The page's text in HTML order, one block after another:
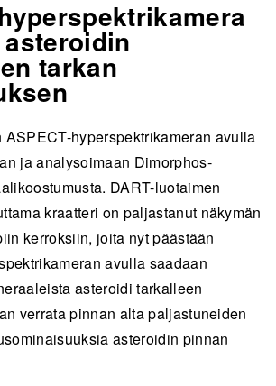
tarkan
ASPECT-hyperspektrikameran avulla
ja analysoimaan Dimorphos-
DART-luotaimen
kraatteri on paljastanut näkymän
kerroksiin, joita nyt päästään
avulla saadaan
asteroidi tarkalleen
verrata pinnan alta paljastuneiden
asteroidin pinnan